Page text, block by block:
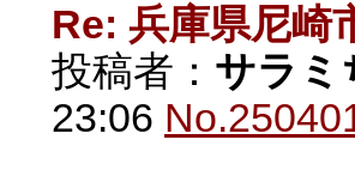
Re: 兵庫県尼崎
投稿者： サラミ
23:06